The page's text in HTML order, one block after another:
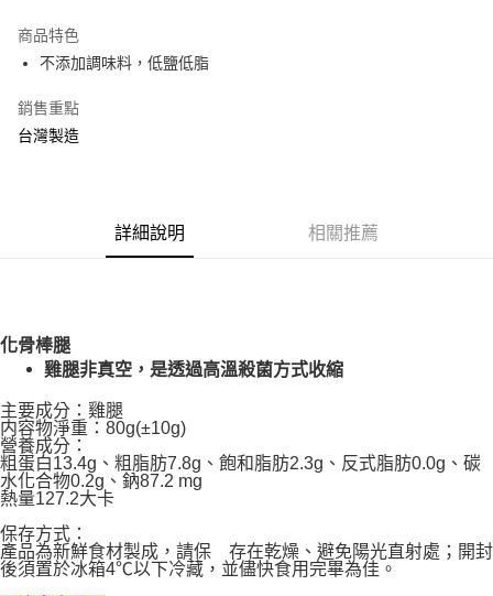
悠遊付
AFTEE先享後付
相關說明
２．便利：只要手機號碼，簡訊認證，即可結帳。
２．訂單成立數日內，您將收到繳費通知簡訊。
３．收到繳費通知簡訊後14天內，點擊此簡訊中的連結，可透過四大超商／
※ 請注意：結帳手續完成當下不需立刻繳費，但若您需要取消訂單，請聯絡
購買商品的店家。未經商家同意取消之訂單仍視為有效，需透過AFTEE先享
後付繳納相關費用。
※ 交易是否成功請以「AFTEE先享後付 」之結帳頁面顯示為準，若有關於
是否繳費成功／繳費後需取消欲退款等相關疑問，請聯繫「AFTEE先享後付
客戶支援中心」
【注意事項】
１．透過由恩沛科技股份有限公司提供之「AFTEE先享後付」服務完成之交
每筆NT$360
宅配【偏遠地區-依黑貓物流所公告地區為主】
每筆NT$250
商品特色
不添加調味料，低鹽低脂
銷售重點
台灣製造
詳細說明 相關推薦
化骨棒腿
雞腿非真空，是透過高溫殺菌方式收縮
主要成分：雞腿
内容物淨重：80g(±10g)
營養成分：
粗蛋白13.4g、粗脂肪7.8g、飽和脂肪2.3g、反式脂肪0.0g、碳
水化合物0.2g、鈉87.2 mg
熱量127.2大卡
保存方式：
產品為新鮮食材製成，請保 存在乾燥、避免陽光直射處；開封
後須置於冰箱4℃以下冷藏，並儘快食用完畢為佳。